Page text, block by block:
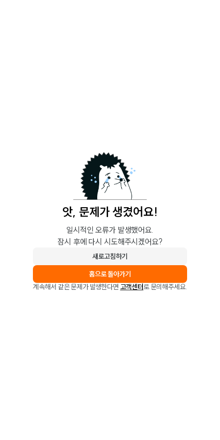
앗, 문제가 생겼어요!
일시적인 오류가 발생했어요.
잠시 후에 다시 시도해주시겠어요?
새로고침하기
홈으로 돌아가기
계속해서 같은 문제가 발생한다면 고객센터로 문의해주세요.